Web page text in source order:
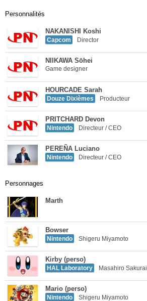
Personnalités
NAKANISHI Koshi
Capcom Director
NIIKAWA Sōhei
Game designer
HOURCADE Sarah
Douze Dixièmes Producteur
PRITCHARD Devon
Nintendo Directeur / CEO
PEREÑA Luciano
Nintendo Directeur / CEO
Personnages
Marth
Bowser
Nintendo Shigeru Miyamoto
Kirby (perso)
HAL Laboratory Masahiro Sakurai
Mario (perso)
Nintendo Shigeru Miyamoto